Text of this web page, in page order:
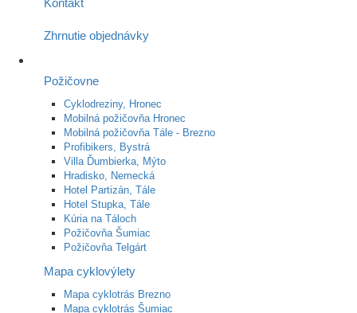
Zhrnutie objednávky
Požičovne
Cyklodreziny, Hronec
Mobilná požičovňa Hronec
Mobilná požičovňa Tále - Brezno
Profibikers, Bystrá
Villa Ďumbierka, Mýto
Hradisko, Nemecká
Hotel Partizán, Tále
Hotel Stupka, Tále
Kúria na Táloch
Požičovňa Šumiac
Požičovňa Telgárt
Mapa cyklovýlety
Mapa cyklotrás Brezno
Mapa cyklotrás Šumiac